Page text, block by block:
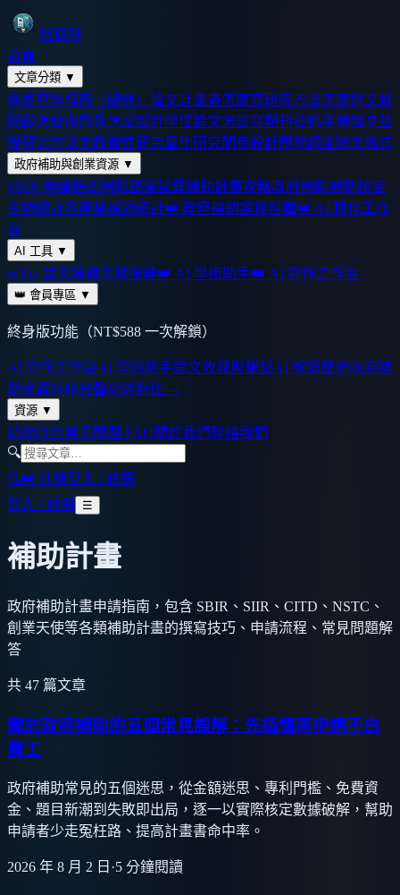
智研所
首頁
文章分類 ▼
學術寫作指南（總覽） 論文計畫書怎麼寫研究方法怎麼選文獻
回顧怎麼做問卷怎麼設計學位論文怎麼寫期刊投稿準備論文基
礎研究方法文獻質性研究量化研究問卷設計問卷調查論文格式
政府補助與創業資源 ▼
SBIR 申請指南補助額度試算補助計畫攻略政府補助補助核定
金額統計各產業補助統計👑 政府補助案資料庫👑 AI 寫作工作
台
AI 工具 ▼
arXiv 論文搜尋文獻搜尋👑 AI 學術助手👑 AI 寫作工作台
👑 會員專區 ▼
終身版功能（NT$588 一次解鎖）
AI 寫作工作台AI 學術助手論文收藏與筆記AI 解讀歷史政府補
助案資料庫完整功能對比 →
資源 ▼
功能特色常見問題 FAQ關於我們聯絡我們
🔍
🔍👑 升級登入 / 註冊
登入 / 註冊 ☰
補助計畫
政府補助計畫申請指南，包含 SBIR、SIIR、CITD、NSTC、
創業天使等各類補助計畫的撰寫技巧、申請流程、常見問題解
答
共 47 篇文章
關於政府補助的五個常見誤解：先搞懂再申請不白
費工
政府補助常見的五個迷思，從金額迷思、專利門檻、免費資
金、題目新潮到失敗即出局，逐一以實際核定數據破解，幫助
申請者少走冤枉路、提高計畫書命中率。
2026 年 8 月 2 日 ·5 分鐘閱讀